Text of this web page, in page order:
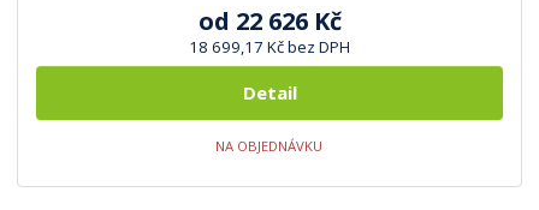
od 22 626 Kč
18 699,17 Kč bez DPH
Detail
NA OBJEDNÁVKU